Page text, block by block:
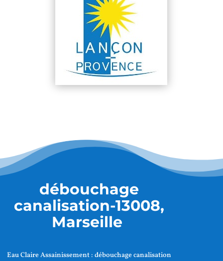
débouchage
canalisation-13008,
Marseille
Eau Claire Assainissement :débouchage canalisation